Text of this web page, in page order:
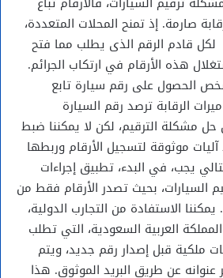
صارمة. إذ تمنح المحلات المتعددة،
لكل قادم الرقم الذى يطلب مما فتح
هذه الأرقام في ارتكاب الجرائم.
الحصول على رقم سيارة تابع
الرقابة ترصد رقم السيارة
حل مشكلة الترقيم، لكن لا يمكننا ضبط
موثوقة لتسجيل الأرقام وربطها
يجب، في البدء، تطبيق إجراءات
السيارات، بحيث تصدر الأرقام فقط من
الاستفادة من التجارب الدولية،
العربية السعودية، التي تطلب
ملكية قبل إصدار رقم جديد، ويتم
عن طريق البريد الموثوق. هذا